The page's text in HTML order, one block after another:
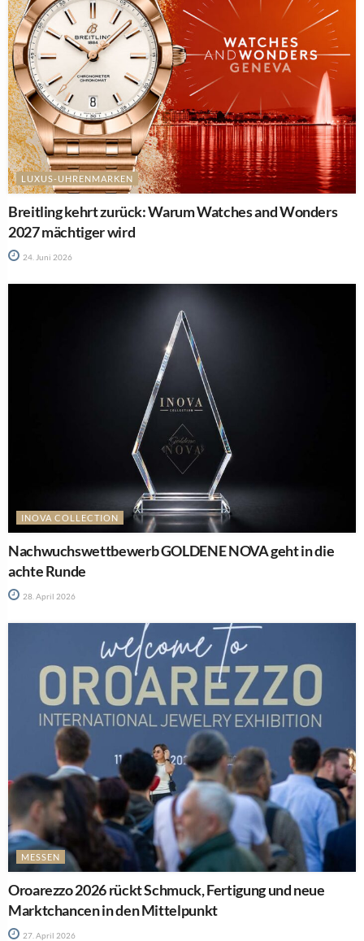
LUXUS-UHRENMARKEN
Breitling kehrt zurück: Warum Watches and Wonders
2027 mächtiger wird
24. Juni 2026
INOVA COLLECTION
Nachwuchswettbewerb GOLDENE NOVA geht in die
achte Runde
28. April 2026
MESSEN
Oroarezzo 2026 rückt Schmuck, Fertigung und neue
Marktchancen in den Mittelpunkt
27. April 2026